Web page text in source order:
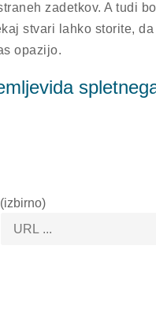
zadetkov. A tudi
​​stvari lahko storite, da
opazijo.